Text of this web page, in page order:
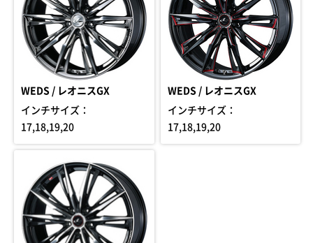
WEDS / レオニスGX
インチサイズ：
17,18,19,20
WEDS / レオニスGX
インチサイズ：
17,18,19,20